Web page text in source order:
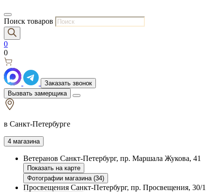
Поиск товаров
0
0
Заказать звонок
Вызвать замерщика
в Санкт-Петербурге
4 магазина
Ветеранов Санкт-Петербург, пр. Маршала Жукова, 41
Показать на карте
Фотографии магазина (34)
Просвещения Санкт-Петербург, пр. Просвещения, 30/1